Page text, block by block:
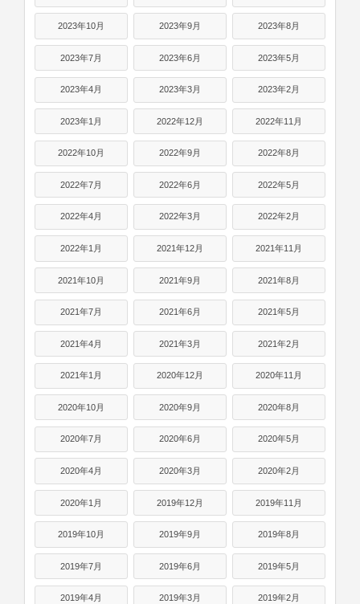
2023年10月 2023年9月 2023年8月
2023年7月 2023年6月 2023年5月
2023年4月 2023年3月 2023年2月
2023年1月 2022年12月 2022年11月
2022年10月 2022年9月 2022年8月
2022年7月 2022年6月 2022年5月
2022年4月 2022年3月 2022年2月
2022年1月 2021年12月 2021年11月
2021年10月 2021年9月 2021年8月
2021年7月 2021年6月 2021年5月
2021年4月 2021年3月 2021年2月
2021年1月 2020年12月 2020年11月
2020年10月 2020年9月 2020年8月
2020年7月 2020年6月 2020年5月
2020年4月 2020年3月 2020年2月
2020年1月 2019年12月 2019年11月
2019年10月 2019年9月 2019年8月
2019年7月 2019年6月 2019年5月
2019年4月 2019年3月 2019年2月